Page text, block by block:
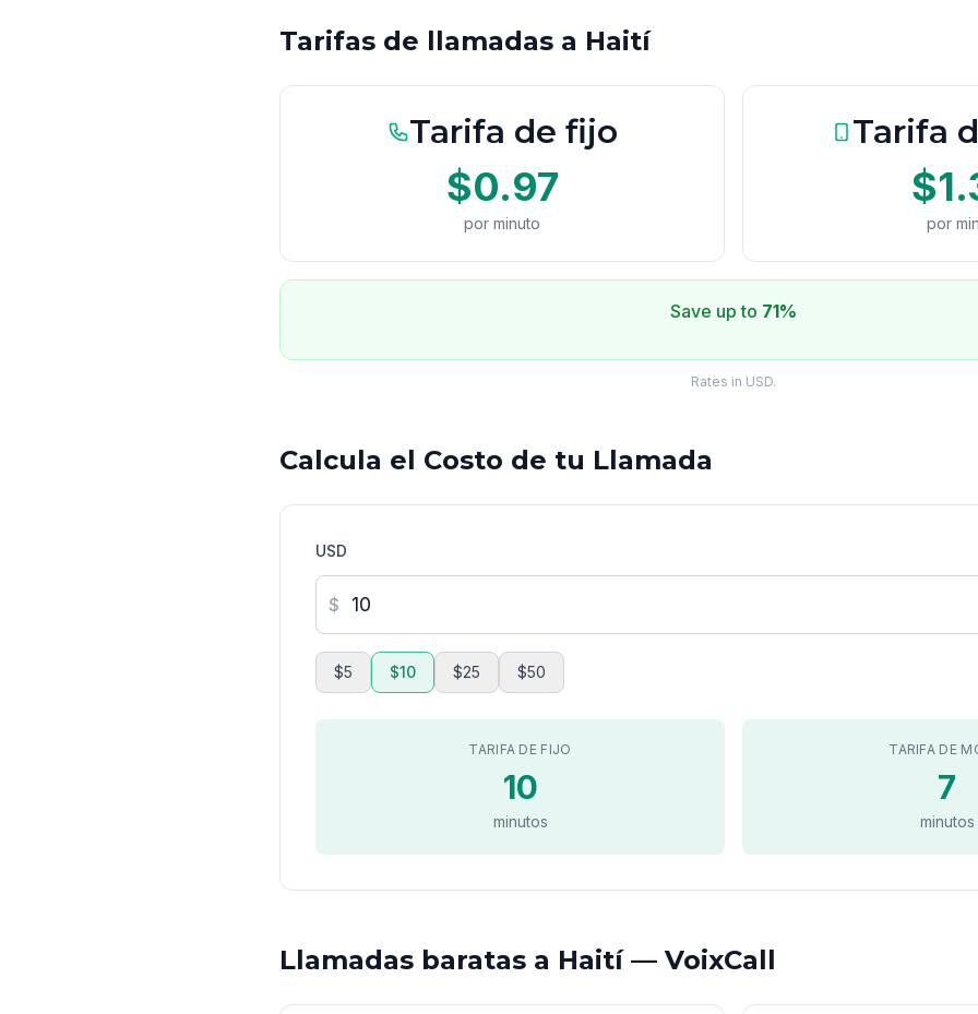
Tarifas de llamadas a Haití
Tarifa de fijo
$0.97
por minuto
Tarifa
por
Save up to 71%
Rates in USD.
Calcula el Costo de tu Llamada
USD
$
$5 $10 $25 $50
TARIFA DE FIJO
10
minutos
TARIFA DE
7
minutos
Llamadas baratas a Haití — VoixCall